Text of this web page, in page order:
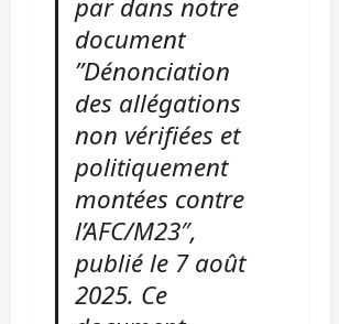
par dans notre
document
”Dénonciation
des allégations
non vérifiées et
politiquement
montées contre
l’AFC/M23″,
publié le 7 août
2025. Ce